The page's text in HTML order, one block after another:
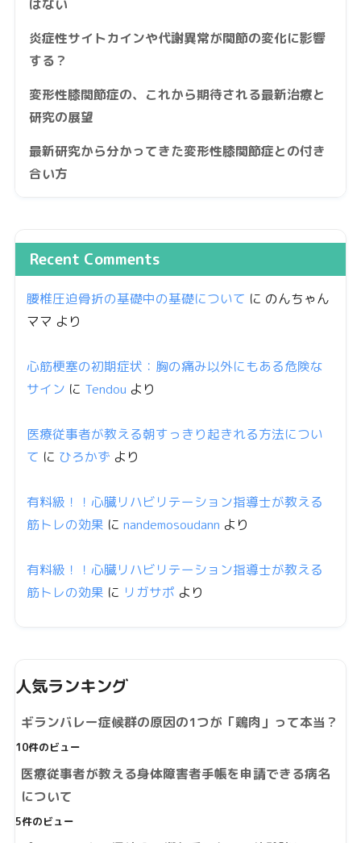
はない
炎症性サイトカインや代謝異常が関節の変化に影響
する？
変形性膝関節症の、これから期待される最新治療と
研究の展望
最新研究から分かってきた変形性膝関節症との付き
合い方
Recent Comments
腰椎圧迫骨折の基礎中の基礎について に のんちゃん
ママ より
心筋梗塞の初期症状：胸の痛み以外にもある危険な
サイン に Tendou より
医療従事者が教える朝すっきり起きれる方法につい
て に ひろかず より
有料級！！心臓リハビリテーション指導士が教える
筋トレの効果 に nandemosoudann より
有料級！！心臓リハビリテーション指導士が教える
筋トレの効果 に リガサポ より
人気ランキング
ギランバレー症候群の原因の1つが「鶏肉」って本当？
10件のビュー
医療従事者が教える身体障害者手帳を申請できる病名
について
5件のビュー